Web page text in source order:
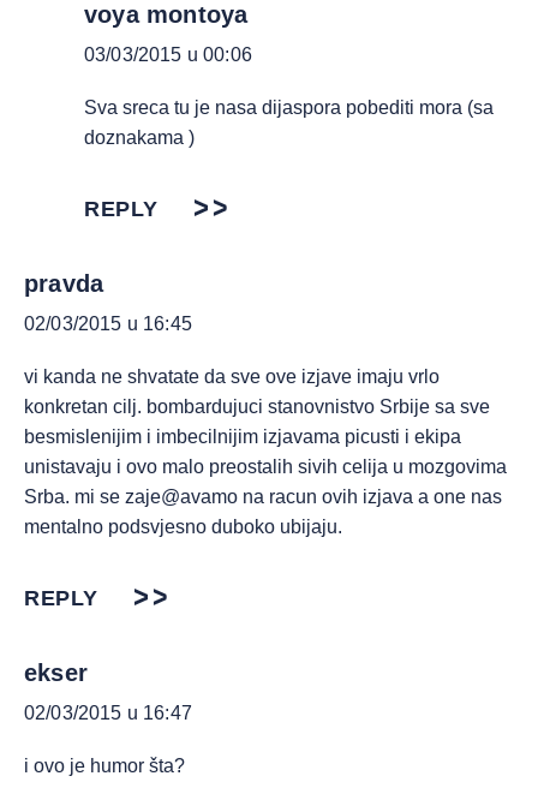
voya montoya
03/03/2015 u 00:06
Sva sreca tu je nasa dijaspora pobediti mora (sa
doznakama )
REPLY
pravda
02/03/2015 u 16:45
vi kanda ne shvatate da sve ove izjave imaju vrlo
konkretan cilj. bombardujuci stanovnistvo Srbije sa sve
besmislenijim i imbecilnijim izjavama picusti i ekipa
unistavaju i ovo malo preostalih sivih celija u mozgovima
Srba. mi se zaje@avamo na racun ovih izjava a one nas
mentalno podsvjesno duboko ubijaju.
REPLY
ekser
02/03/2015 u 16:47
i ovo je humor šta?